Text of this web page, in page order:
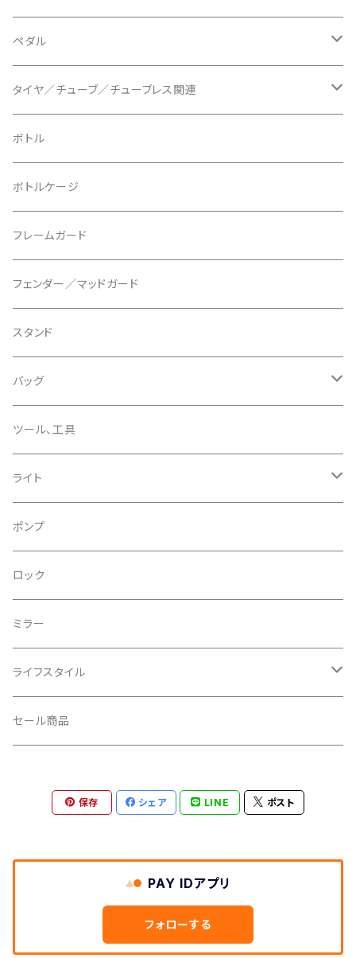
BLUEGRASS/ブルーグラス
BONTRAGER/ボントレガー
BURGTEC/バーグテック
BUSCH＋MULLER/ブッシュ＆ミュラー
CAMELBAK/キャメルバッグ
CERAMIC SPEED/セラミックスピード
CHRIS KING/クリスキング
CHROMAG/クロマグ
CHROME/クローム
CONTINENTAL/コンチネンタル
CRANE/クレーン
CRANKBROTHERS/クランクブラザーズ
CROSS SECTION/クロスセクション
CLIK/クリック
CUSH CORE/クッシュコア
DEFEET/デフィート
DIXNA/ディズナ
DKG/ディーケージー
チェーンリング
ディスクブレーキ
ブレーキローター
ブレーキパッド
ディレーラーハンガー
トップキャップ
ベル
ボトムブラケット
リアディレーラー
チェーン
ドロッパーポスト
シートクランプ
ペダル
ビンディングペダル
フラットペダル
クリート
タイヤ／チューブ／チューブレス関連
700c
29" / 27.5"
〜26"
タイヤインサート
リムテープ
チューブレスバルブ/ バルブキャップ
シーラント
ボトル
ボトルケージ
フレームガード
フェンダー／マッドガード
スタンド
バッグ
サドルバッグ
サコッシュ
バックパック
フレームバッグ
輪行袋
輪行小物
バイクカバー
その他
ツール、工具
ライト
フロントライト
テールライト
ポンプ
ロック
ミラー
ライフスタイル
キャップ
アクセサリー
セール商品
保存 シェア LINE ポスト
PAY IDアプリ
フォローする